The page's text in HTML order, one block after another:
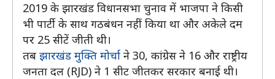
2019 के झारखंड विधानसभा चुनाव में भाजपा ने किसी
भी पार्टी के साथ गठबंधन नहीं किया था और अकेले दम
पर 25 सीटें जीती थी।
तब झारखंड मुक्ति मोर्चा ने 30, कांग्रेस ने 16 और राष्ट्रीय
जनता दल (RJD) ने 1 सीट जीतकर सरकार बनाई थी।